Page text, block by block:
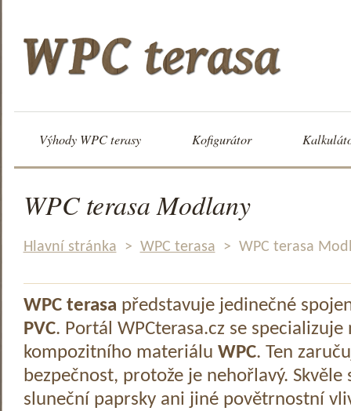
Výhody WPC terasy Kofigurátor
WPC terasa Modlany
Hlavní stránka > WPC terasa > WPC terasa
WPC terasa představuje jedinečné
PVC. Portál WPCterasa.cz se specializuje
kompozitního materiálu WPC. Ten
bezpečnost, protože je nehořlavý.
sluneční paprsky ani jiné povětrnostní